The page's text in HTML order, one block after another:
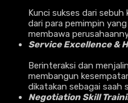
Kunci sukses dari
dari para pemimpin
membawa
Service Excellence &
Berinteraksi dan
membangun
dikatakan sebagai saah
Negotiation Skill